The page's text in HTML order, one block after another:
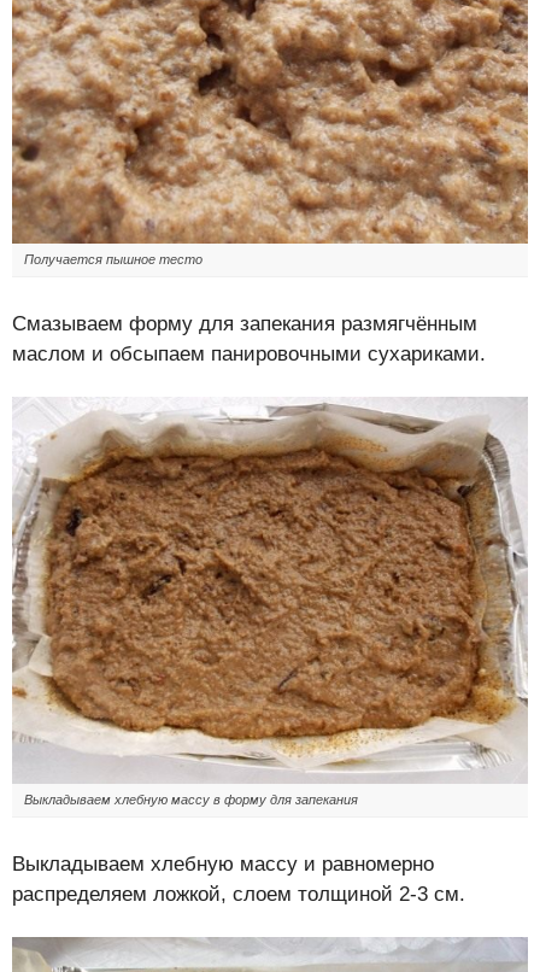
Получается пышное тесто
Смазываем форму для запекания размягчённым
маслом и обсыпаем панировочными сухариками.
Выкладываем хлебную массу в форму для запекания
Выкладываем хлебную массу и равномерно
распределяем ложкой, слоем толщиной 2-3 см.